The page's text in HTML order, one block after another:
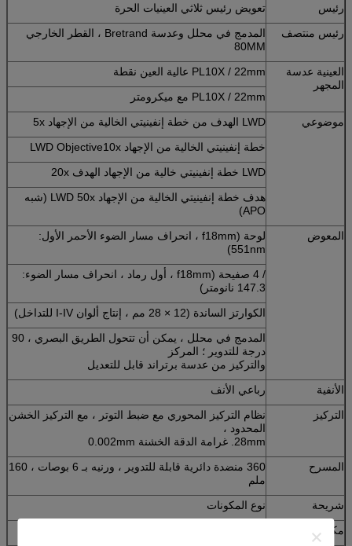
رئيس
تعويض رئيس ثلاثي العينيات الحرة
رئيس منتصف
المدمج في محلل وعدسة Bretrand ، القطر الخارجي
80MM
العينية عدسة
المجهر
PL10X / 22mm عالية العين نقطة
PL10X / 22mm مع ميكرومتر
موضوعي
LWD الهدف من خطة إنفينيتي الخالية من الإجهاد 5x
خطة إنفينيتي الخالية من الإجهاد LWD Objective10x
LWD خطة إنفينيتي خالية من الإجهاد الهدف 20x
هدف خطة إنفينيتي الخالية من الإجهاد LWD 50x (شبه
APO)
المعوض
لوحة (f18mm ، انحراف مسار الضوء الأحمر الأول:
551nm)
/ 4 صفيحة (f18mm ، أول رماد ، انحراف مسار الضوء:
147.3 نانومتر)
الكوارتز الساندة (12 × 28 مم ، إنتاج ألوان I-IV للتداخل)
المدمج في محلل ، يمكن أن تتحول الطريق البصري ، 90
درجة للتدوير ؛ المركز
والتركيز من عدسة برتراند قابل للتعديل
الأنفية
رباعي الأنف
التركيز
نظام التركيز المحوري مع ضبط التوتر ، مع التركيز الخشن
المحدود ،
28mm. غرامة الدقة الخشنة 0.002mm
المسرح
360 منضدة دائرية قابلة للتدوير ، ورنيه بـ 6 بوصات ، 160
ملم
شريحة
نوع المكونات
مكثف